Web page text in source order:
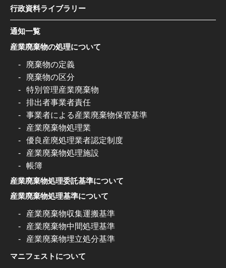
行政資料ライブラリー
通知一覧
産業廃棄物の処理について
廃棄物の定義
廃棄物の区分
特別管理産業廃棄物
排出者事業者責任
事業者による産業廃棄物保管基準
産業廃棄物処理業
優良産廃処理業者認定制度
産業廃棄物処理施設
帳簿
産業廃棄物処理委託基準について
産業廃棄物処理基準について
産業廃棄物収集運搬基準
産業廃棄物中間処理基準
産業廃棄物埋立処分基準
マニフェストについて